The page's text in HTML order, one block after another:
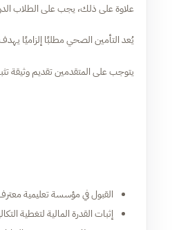
علاوة على ذلك، يجب على الطلاب
يُعد التأمين الصحي مطلبًا إلزاميًا
يتوجب على المتقدمين تقديم وثيقة
القبول في مؤسسة تعليمية
إثبات القدرة المالية لتغطية